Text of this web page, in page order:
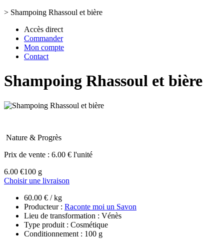
> Shampoing Rhassoul et bière
Accès direct
Commander
Mon compte
Contact
Shampoing Rhassoul et bière
Nature & Progrès
Prix de vente : 6.00 € l'unité
6.00 €100 g
Choisir une livraison
60.00 € / kg
Producteur : Raconte moi un Savon
Lieu de transformation : Vénès
Type produit : Cosmétique
Conditionnement : 100 g